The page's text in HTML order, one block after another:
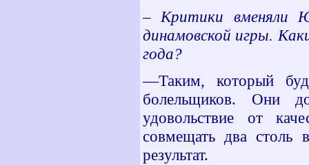
– Критики вменяли
динамовской игры.
года?
—Таким, который
болельщиков. Они
удовольствие от
совмещать два столь
результат.